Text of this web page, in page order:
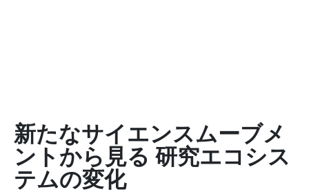
新たなサイエンスムーブメ
ントから見る 研究エコシス
テムの変化